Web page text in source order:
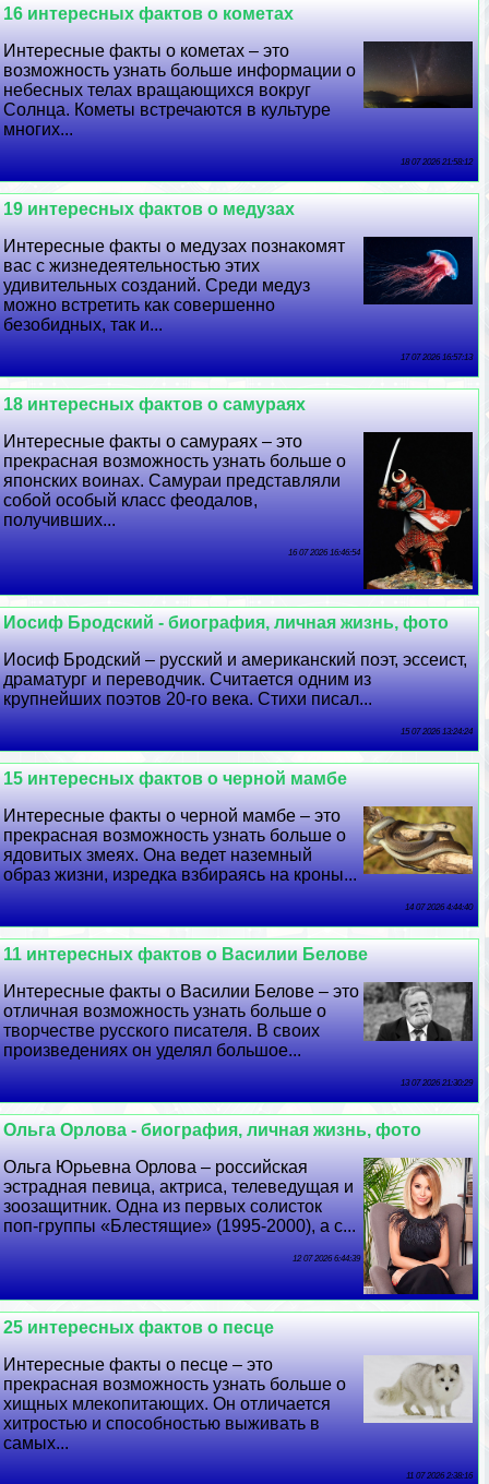
16 интересных фактов о кометах
Интересные факты о кометах – это
возможность узнать больше информации о
небесных телах вращающихся вокруг
Солнца. Кометы встречаются в культуре
многих...
18 07 2026 21:58:12
19 интересных фактов о медузах
Интересные факты о медузах познакомят
вас с жизнедеятельностью этих
удивительных созданий. Среди медуз
можно встретить как совершенно
безобидных, так и...
17 07 2026 16:57:13
18 интересных фактов о самураях
Интересные факты о самураях – это
прекрасная возможность узнать больше о
японских воинах. Самураи представляли
собой особый класс феодалов,
получивших...
16 07 2026 16:46:54
Иосиф Бродский - биография, личная жизнь, фото
Иосиф Бродский – русский и американский поэт, эссеист,
драматург и переводчик. Считается одним из
крупнейших поэтов 20-го века. Стихи писал...
15 07 2026 13:24:24
15 интересных фактов о черной мамбе
Интересные факты о черной мамбе – это
прекрасная возможность узнать больше о
ядовитых змеях. Она ведет наземный
образ жизни, изредка взбираясь на кроны...
14 07 2026 4:44:40
11 интересных фактов о Василии Белове
Интересные факты о Василии Белове – это
отличная возможность узнать больше о
творчестве русского писателя. В своих
произведениях он уделял большое...
13 07 2026 21:30:29
Ольга Орлова - биография, личная жизнь, фото
Ольга Юрьевна Орлова – российская
эстрадная певица, актриса, телеведущая и
зоозащитник. Одна из первых солисток
поп-группы «Блестящие» (1995-2000), а с...
12 07 2026 6:44:39
25 интересных фактов о песце
Интересные факты о песце – это
прекрасная возможность узнать больше о
хищных млекопитающих. Он отличается
хитростью и способностью выживать в
самых...
11 07 2026 2:38:16